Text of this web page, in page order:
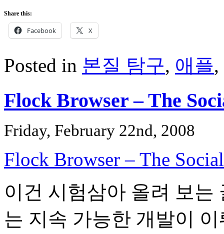
Share this:
Facebook X
Posted in 본질 탐구, 애플,
Flock Browser – The
Friday, February 22nd, 2008
Flock Browser – The
이건 시험삼아 올려 보는
는 지속 가능한 개발이